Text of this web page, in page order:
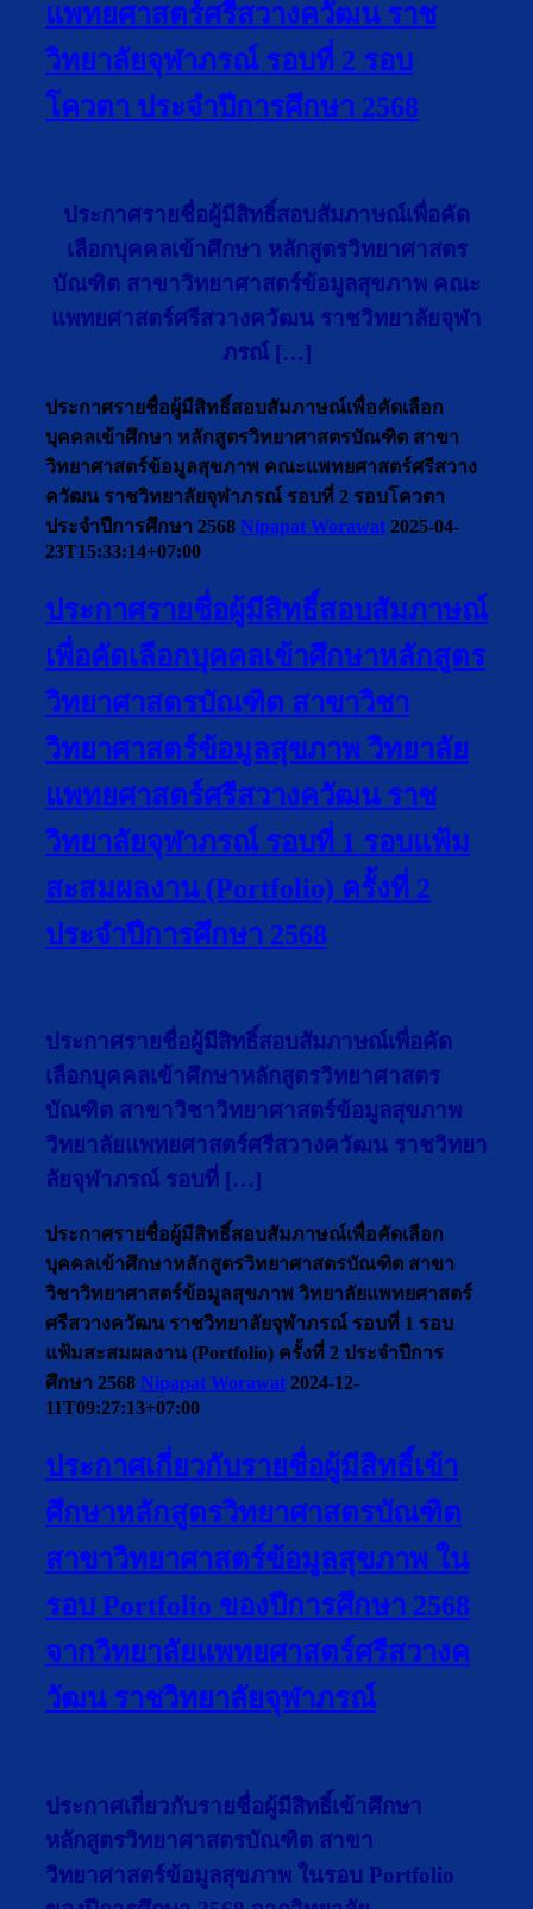
แพทยศาสตร์ศรีสวางควัฒน ราช
วิทยาลัยจุฬาภรณ์ รอบที่ 2 รอบ
โควตา ประจำปีการศึกษา 2568
ประกาศรายชื่อผู้มีสิทธิ์สอบสัมภาษณ์เพื่อคัด
เลือกบุคคลเข้าศึกษา หลักสูตรวิทยาศาสตร
บัณฑิต สาขาวิทยาศาสตร์ข้อมูลสุขภาพ คณะ
แพทยศาสตร์ศรีสวางควัฒน ราชวิทยาลัยจุฬา
ภรณ์ […]
ประกาศรายชื่อผู้มีสิทธิ์สอบสัมภาษณ์เพื่อคัดเลือก
บุคคลเข้าศึกษา หลักสูตรวิทยาศาสตรบัณฑิต สาขา
วิทยาศาสตร์ข้อมูลสุขภาพ คณะแพทยศาสตร์ศรีสวาง
ควัฒน ราชวิทยาลัยจุฬาภรณ์ รอบที่ 2 รอบโควตา
ประจำปีการศึกษา 2568 Nipapat Worawat 2025-04-
23T15:33:14+07:00
ประกาศรายชื่อผู้มีสิทธิ์สอบสัมภาษณ์
เพื่อคัดเลือกบุคคลเข้าศึกษาหลักสูตร
วิทยาศาสตรบัณฑิต สาขาวิชา
วิทยาศาสตร์ข้อมูลสุขภาพ วิทยาลัย
แพทยศาสตร์ศรีสวางควัฒน ราช
วิทยาลัยจุฬาภรณ์ รอบที่ 1 รอบแฟ้ม
สะสมผลงาน (Portfolio) ครั้งที่ 2
ประจำปีการศึกษา 2568
ประกาศรายชื่อผู้มีสิทธิ์สอบสัมภาษณ์เพื่อคัด
เลือกบุคคลเข้าศึกษาหลักสูตรวิทยาศาสตร
บัณฑิต สาขาวิชาวิทยาศาสตร์ข้อมูลสุขภาพ
วิทยาลัยแพทยศาสตร์ศรีสวางควัฒน ราชวิทยา
ลัยจุฬาภรณ์ รอบที่ […]
ประกาศรายชื่อผู้มีสิทธิ์สอบสัมภาษณ์เพื่อคัดเลือก
บุคคลเข้าศึกษาหลักสูตรวิทยาศาสตรบัณฑิต สาขา
วิชาวิทยาศาสตร์ข้อมูลสุขภาพ วิทยาลัยแพทยศาสตร์
ศรีสวางควัฒน ราชวิทยาลัยจุฬาภรณ์ รอบที่ 1 รอบ
แฟ้มสะสมผลงาน (Portfolio) ครั้งที่ 2 ประจำปีการ
ศึกษา 2568 Nipapat Worawat 2024-12-
11T09:27:13+07:00
ประกาศเกี่ยวกับรายชื่อผู้มีสิทธิ์เข้า
ศึกษาหลักสูตรวิทยาศาสตรบัณฑิต
สาขาวิทยาศาสตร์ข้อมูลสุขภาพ ใน
รอบ Portfolio ของปีการศึกษา 2568
จากวิทยาลัยแพทยศาสตร์ศรีสวางค
วัฒน ราชวิทยาลัยจุฬาภรณ์
ประกาศเกี่ยวกับรายชื่อผู้มีสิทธิ์เข้าศึกษา
หลักสูตรวิทยาศาสตรบัณฑิต สาขา
วิทยาศาสตร์ข้อมูลสุขภาพ ในรอบ Portfolio